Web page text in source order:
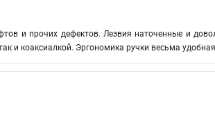
и прочих дефектов. Лезвия наточенные и
и коаксиалкой. Эргономика ручки весьма